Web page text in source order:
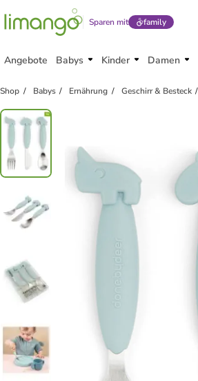
Sparen mit family
Angebote Babys Kinder Damen
Shop Babys Ernährung Geschirr & Besteck